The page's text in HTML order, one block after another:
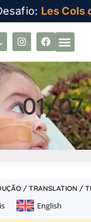
Les Cols
01/07
/ TRANSLATION /
English